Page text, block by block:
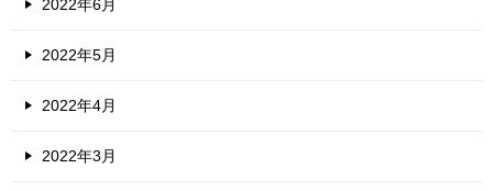
2022年6月
2022年5月
2022年4月
2022年3月